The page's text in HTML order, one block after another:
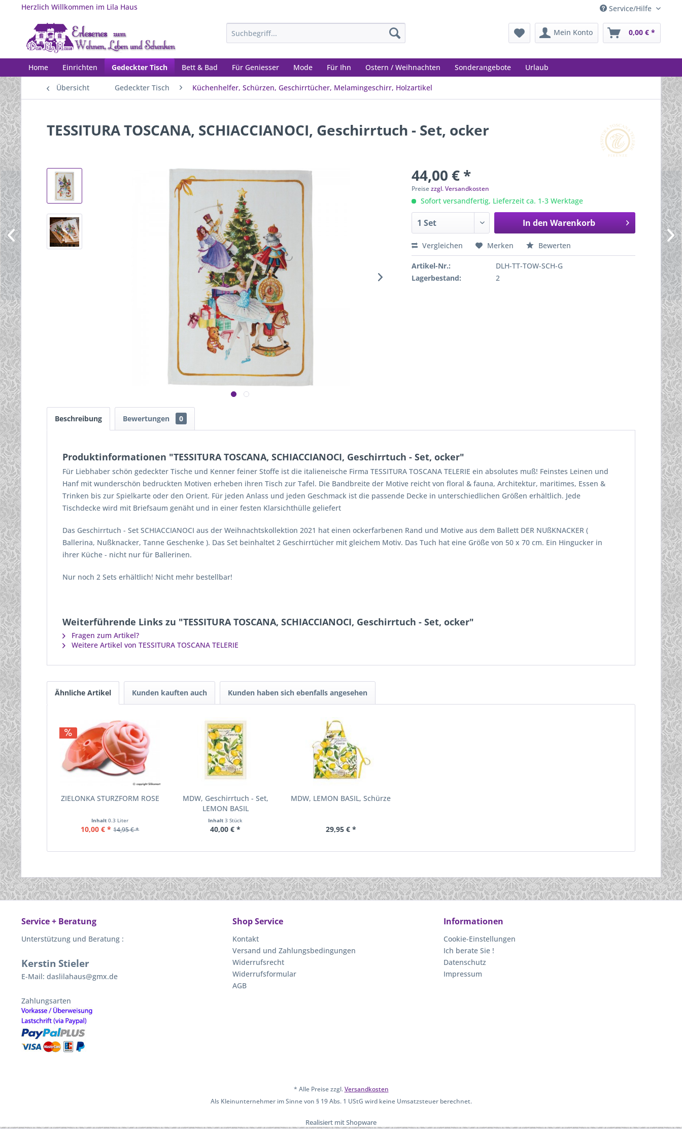
Herzlich Willkommen im Lila Haus Service/Hilfe
Mein Konto 0,00 € *
Home Einrichten Gedeckter Tisch Bett & Bad Für Geniesser Mode Für Ihn Ostern / Weihnachten Sonderangebote Urlaub
Übersicht Gedeckter Tisch Küchenhelfer, Schürzen, Geschirrtücher, Melamingeschirr, Holzartikel
TESSITURA TOSCANA, SCHIACCIANOCI, Geschirrtuch - Set, ocker
44,00 € *
Preisezzgl. Versandkosten
Sofort versandfertig, Lieferzeit ca. 1-3 Werktage
In den Warenkorb
Vergleichen Merken Bewerten
Artikel-Nr.:
DLH-TT-TOW-SCH-G
Lagerbestand:
2
Beschreibung Bewertungen 0
Produktinformationen "TESSITURA TOSCANA, SCHIACCIANOCI, Geschirrtuch - Set, ocker"
Für Liebhaber schön gedeckter Tische und Kenner feiner Stoffe ist die italieneische Firma TESSITURA TOSCANA TELERIE ein absolutes muß! Feinstes Leinen und
Hanf mit wunderschön bedruckten Motiven erheben ihren Tisch zur Tafel. Die Bandbreite der Motive reicht von floral & fauna, Architektur, maritimes, Essen &
Trinken bis zur Spielkarte oder den Orient. Für jeden Anlass und jeden Geschmack ist die passende Decke in unterschiedlichen Größen erhältlich. Jede
Tischdecke wird mit Briefsaum genäht und in einer festen Klarsichthülle geliefert
Das Geschirrtuch - Set SCHIACCIANOCI aus der Weihnachtskollektion 2021 hat einen ockerfarbenen Rand und Motive aus dem Ballett DER NUßKNACKER (
Ballerina, Nußknacker, Tanne Geschenke ). Das Set beinhaltet 2 Geschirrtücher mit gleichem Motiv. Das Tuch hat eine Größe von 50 x 70 cm. Ein Hingucker in
ihrer Küche - nicht nur für Ballerinen.
Nur noch 2 Sets erhältlich! Nicht mehr bestellbar!
Weiterführende Links zu "TESSITURA TOSCANA, SCHIACCIANOCI, Geschirrtuch - Set, ocker"
Fragen zum Artikel?
Weitere Artikel von TESSITURA TOSCANA TELERIE
Ähnliche Artikel Kunden kauften auch Kunden haben sich ebenfalls angesehen
ZIELONKA STURZFORM ROSE
Inhalt0.3 Liter
10,00 € * 14,95 € *
MDW, Geschirrtuch - Set,
LEMON BASIL
Inhalt3 Stück
40,00 € *
MDW, LEMON BASIL, Schürze
29,95 € *
Service + Beratung
Unterstützung und Beratung :
Kerstin Stieler
E-Mail: daslilahaus@gmx.de
Zahlungsarten
Shop Service
Kontakt
Versand und Zahlungsbedingungen
Widerrufsrecht
Widerrufsformular
AGB
Informationen
Cookie-Einstellungen
Ich berate Sie !
Datenschutz
Impressum
* Alle Preise zzgl.Versandkosten
Als Kleinunternehmer im Sinne von § 19 Abs. 1 UStG wird keine Umsatzsteuer berechnet.
Realisiert mit Shopware